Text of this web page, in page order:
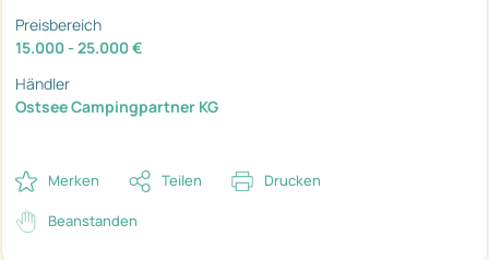
Preisbereich
15.000 - 25.000 €
Händler
Ostsee Campingpartner KG
Merken Teilen Drucken
Beanstanden